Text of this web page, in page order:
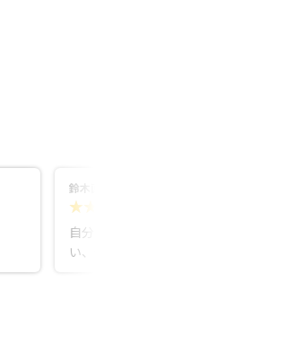
鈴木直美
自分ではなかなか感じ取ることのできな
い、他とは違ういろんな視点に気付きを